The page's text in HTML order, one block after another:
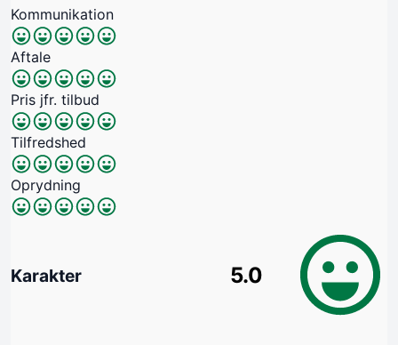
Kommunikation
Aftale
Pris jfr. tilbud
Tilfredshed
Oprydning
Karakter 5.0